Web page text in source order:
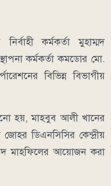
কর্মকর্তা মুহাম্মদ
কর্মকর্তা কমডোর মো.
বিভিন্ন বিভাগীয়
হয়, মাহবুব আলী খানের
ডিএনসিসির কেন্দ্রীয়
মাহফিলের আয়োজন করা